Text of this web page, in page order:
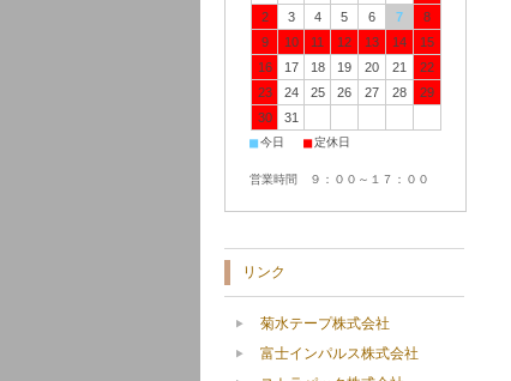
2
3 4 5 6 7
8
9
10 11 12 13 14
15
16
17 18 19 20 21
22
23
24 25 26 27 28
29
30
31
■今日 ■定休日
営業時間 ９：００～１７：００
リンク
菊水テープ株式会社
富士インパルス株式会社